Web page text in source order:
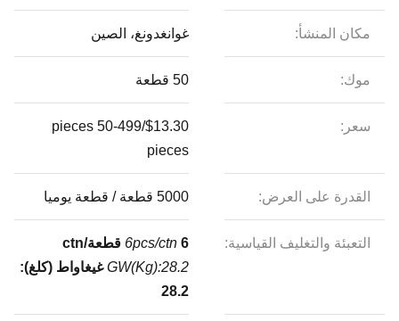
مكان المنشأ: غوانغدونغ، الصين
موك: 50 قطعة
سعر:
$13.30/pieces 50-499
pieces
القدرة على العرض: 5000 قطعة / قطعة يوميا
التعبئة والتغليف القياسية: 6pcs/ctn 6 قطعة/ctn
GW(Kg):28.2 غيغاواط (كلغ):
28.2